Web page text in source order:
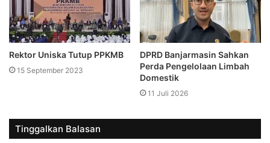
Rektor Uniska Tutup PPKMB
15 September 2023
DPRD Banjarmasin Sahkan
Perda Pengelolaan Limbah
Domestik
11 Juli 2026
Tinggalkan Balasan